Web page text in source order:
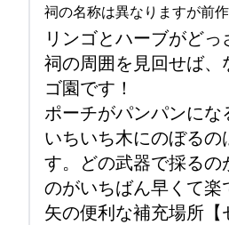
祠の名称は異なりますが前
リンゴとハーブがどっ
祠の周囲を見回せば
ゴ園です！
ポーチがパンパンにな
いちいち木にのぼる
す。どの武器で採る
のがいちばん早くて
矢の便利な補充場所【